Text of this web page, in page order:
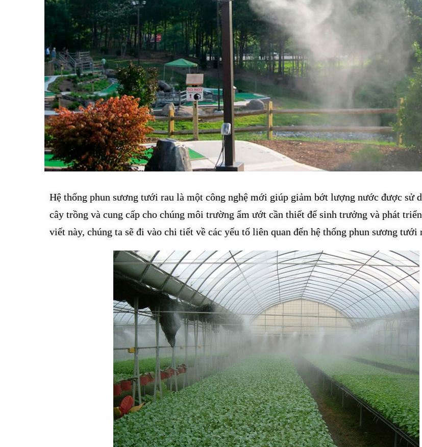
Hệ thống phun sương tưới rau là một công nghệ mới giúp giảm bớt lượng nước được sử
cây trồng và cung cấp cho chúng môi trường ẩm ướt cần thiết để sinh trưởng và phát
viết này, chúng ta sẽ đi vào chi tiết về các yếu tố liên quan đến hệ thống phun sương tưới